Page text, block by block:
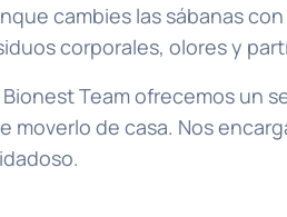
cambies las sábanas
corporales, olores y
Bionest Team ofrecemos un
moverlo de casa. Nos